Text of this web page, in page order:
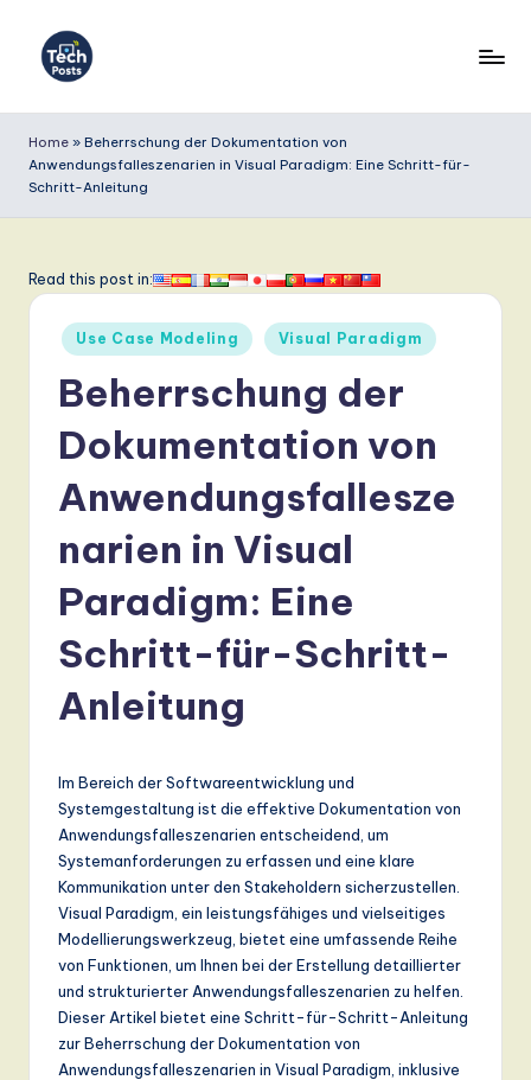
e
c
o
G
m
T
Home » Beherrschung der Dokumentation von
Anwendungsfalleszenarien in Visual Paradigm: Eine Schritt-für-
Schritt-Anleitung
Read this post in:
Posted
in
Use Case Modeling Visual Paradigm
Beherrschung der
Dokumentation von
Anwendungsfallesze
narien in Visual
Paradigm: Eine
Schritt-für-Schritt-
Anleitung
Im Bereich der Softwareentwicklung und
Systemgestaltung ist die effektive Dokumentation von
Anwendungsfalleszenarien entscheidend, um
Systemanforderungen zu erfassen und eine klare
Kommunikation unter den Stakeholdern sicherzustellen.
Visual Paradigm, ein leistungsfähiges und vielseitiges
Modellierungswerkzeug, bietet eine umfassende Reihe
von Funktionen, um Ihnen bei der Erstellung detaillierter
und strukturierter Anwendungsfalleszenarien zu helfen.
Dieser Artikel bietet eine Schritt-für-Schritt-Anleitung
zur Beherrschung der Dokumentation von
Anwendungsfalleszenarien in Visual Paradigm, inklusive